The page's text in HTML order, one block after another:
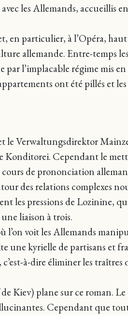
les Allemands, accueillis
en particulier, à l’Opéra,
allemande. Entre-temps
l’implacable régime mis
ont été pillés et
le Verwaltungsdirektor
Konditorei. Cependant le
de prononciation
des relations complexes
les pressions de Lozinine,
liaison à trois.
l’on voit les Allemands
une kyrielle de partisans
à-dire éliminer les
Kiev) plane sur ce roman.
Cependant que